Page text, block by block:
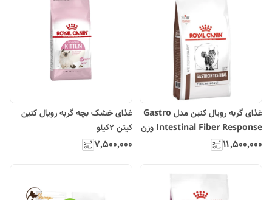
غذای گربه رویال کنین مدل Gastro
Intestinal Fiber Response وزن
2 کیلو گرم
۱۱٬۵۰۰٬۰۰۰
غذای خشک بچه گربه رویال کنین
کیتن 2کیلو
۷٬۵۰۰٬۰۰۰